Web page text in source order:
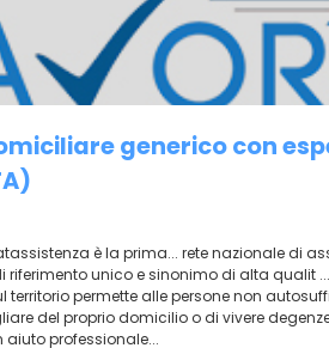
generico con
è la prima... rete nazionale di
riferimento unico e sinonimo di alta qualit
territorio permette alle persone non
del proprio domicilio o di vivere
aiuto professionale...